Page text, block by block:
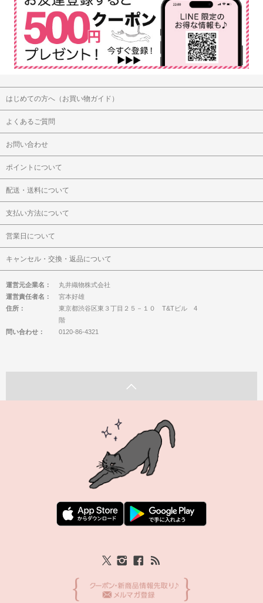
はじめての方へ（お買い物ガイド）
よくあるご質問
お問い合わせ
ポイントについて
配送・送料について
支払い方法について
営業日について
キャンセル・交換・返品について
運営元企業名：
丸井織物株式会社
運営責任者名：
宮本好雄
住所：
東京都渋谷区東３丁目２５－１０ T&Tビル 4
階
問い合わせ：
0120-86-4321